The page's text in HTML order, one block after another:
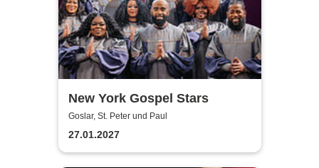
New York Gospel Stars
Goslar, St. Peter und Paul
27.01.2027